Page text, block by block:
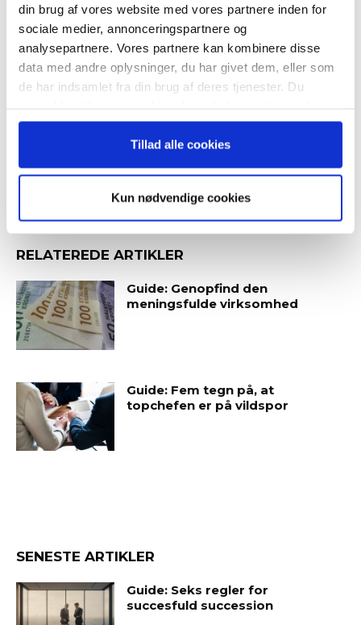
din brug af vores website med vores partnere inden for
sociale medier, annonceringspartnere og
analysepartnere. Vores partnere kan kombinere disse
data med andre oplysninger, du har givet dem, eller som
de har indsamlet fra din brug af deres tjenester. Du
anvende vores hjemmeside.
Tillad alle cookies
Kun nødvendige cookies
TAGS corporate governance
Evaluating Boards and Directors
evaluering
evalueringsproces
forebyggelse af kriser
konsulent
måling af bestyrelsesarbejdet
RELATEREDE ARTIKLER
Guide: Genopfind den
meningsfulde virksomhed
Guide: Fem tegn på, at
topchefen er på vildspor
SENESTE ARTIKLER
Guide: Seks regler for
succesfuld succession
Bestyrelsesguidens ugentlige nyhedsbrev samt
Tilmeld